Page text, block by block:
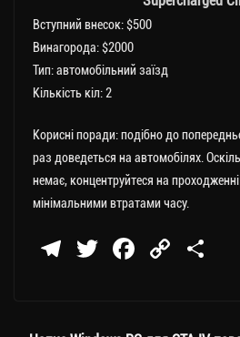
Вступний внесок: $500
Винагорода: $2000
Тип: автомобільний заїзд
Кількість кіл: 2
Корисні поради: подібно до
раз доведеться на автомобілях.
немає, концентруйтеся на
мінімальними втратами часу.
Te
T
Fa
C